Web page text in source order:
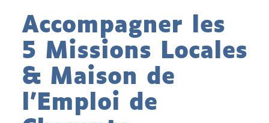
Accompagner les
5 Missions Locales
& Maison de
l’Emploi de